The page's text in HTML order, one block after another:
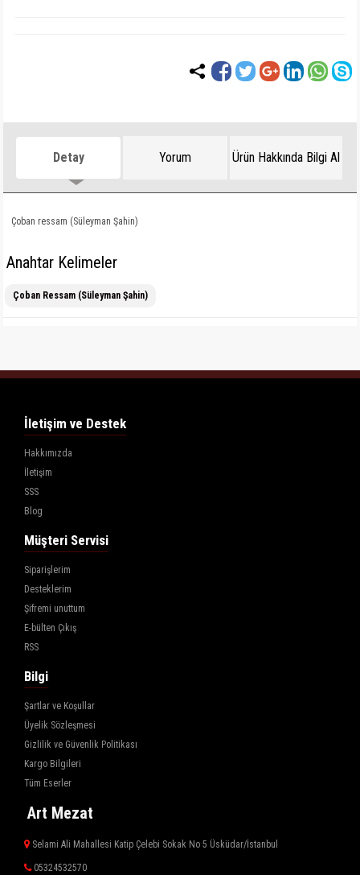
Detay Yorum Ürün Hakkında Bilgi Al
Çoban ressam (Süleyman Şahin)
Anahtar Kelimeler
Çoban Ressam (Süleyman Şahin)
İletişim ve Destek
Hakkımızda
İletişim
SSS
Blog
Müşteri Servisi
Siparişlerim
Desteklerim
Şifremi unuttum
E-bülten Çıkış
RSS
Bilgi
Şartlar ve Koşullar
Üyelik Sözleşmesi
Gizlilik ve Güvenlik Politikası
Kargo Bilgileri
Tüm Eserler
Art Mezat
Selami Ali Mahallesi Katip Çelebi Sokak No 5 Üsküdar/İstanbul
05324532570